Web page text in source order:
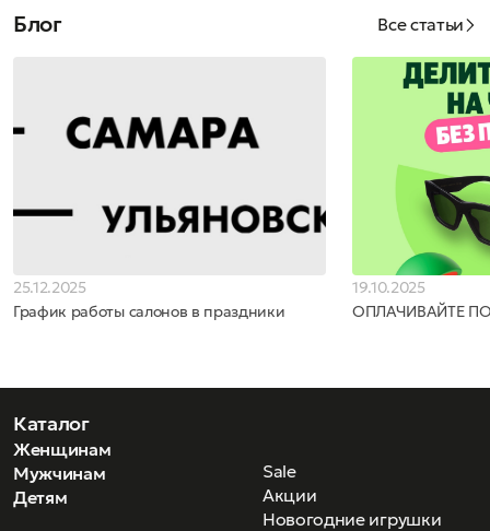
Блог Все статьи
25.12.2025
График работы салонов в праздники
19.10.2025
ОПЛАЧИВАЙТЕ
Каталог
Женщинам
Мужчинам
Детям
Sale
Акции
Новогодние игрушки